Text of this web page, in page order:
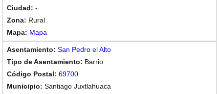
-
Rural
Mapa
San Pedro el Alto
Barrio
69700
Santiago Juxtlahuaca